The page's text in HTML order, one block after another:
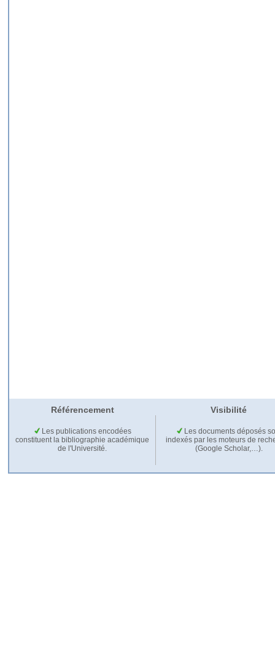
Référencement Visibilité
Les publications encodées
constituent la bibliographie académique
de l'Université.
Les documents déposés
indexés par les moteurs de
(Google Scholar,…).